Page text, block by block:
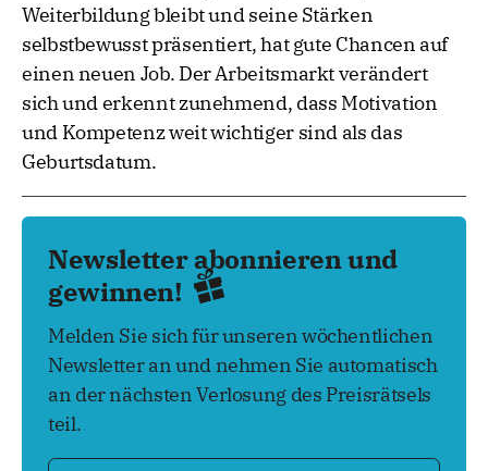
Weiterbildung bleibt und seine Stärken
selbstbewusst präsentiert, hat gute Chancen auf
einen neuen Job. Der Arbeitsmarkt verändert
sich und erkennt zunehmend, dass Motivation
und Kompetenz weit wichtiger sind als das
Geburtsdatum.
Newsletter abonnieren und
gewinnen!
Melden Sie sich für unseren wöchentlichen
Newsletter an und nehmen Sie automatisch
an der nächsten Verlosung des Preisrätsels
teil.